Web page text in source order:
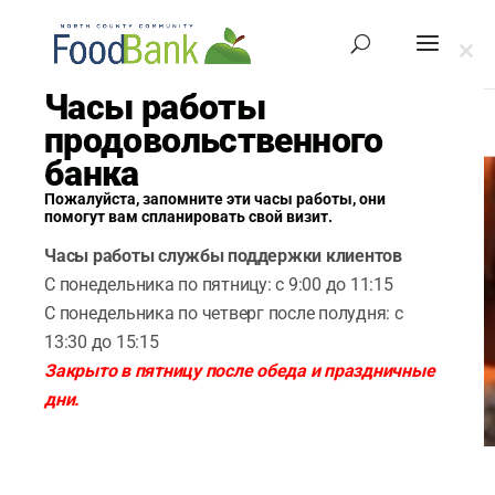
Накормить
семьи.
Часы работы
продовольственного
банка
Пожалуйста, запомните эти часы работы, они
помогут вам спланировать свой визит.
Часы работы службы поддержки клиентов
С понедельника по пятницу: с 9:00 до 11:15
С понедельника по четверг после полудня: с
13:30 до 15:15
Закрыто в пятницу после обеда и праздничные
дни.